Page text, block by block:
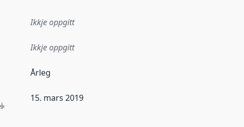
Ikkje oppgitt
Ikkje oppgitt
Årleg
når dataa i dette datasettet først blei utgitt. Det kan ha
15. mars 2019